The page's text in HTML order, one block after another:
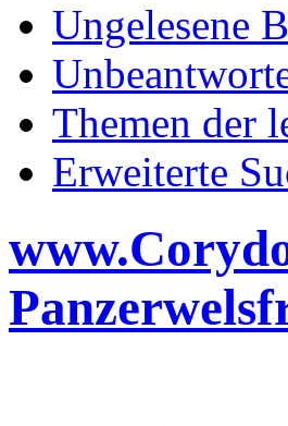
Ungelesene
Themen der
Erweiterte